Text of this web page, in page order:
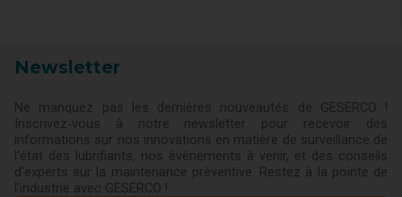
Newsletter
Ne manquez pas les dernières nouveautés de GESERCO !
Inscrivez-vous à notre newsletter pour recevoir des
informations sur nos innovations en matière de surveillance de
l'état des lubrifiants, nos événements à venir, et des conseils
d'experts sur la maintenance préventive. Restez à la pointe de
l'industrie avec GESERCO !